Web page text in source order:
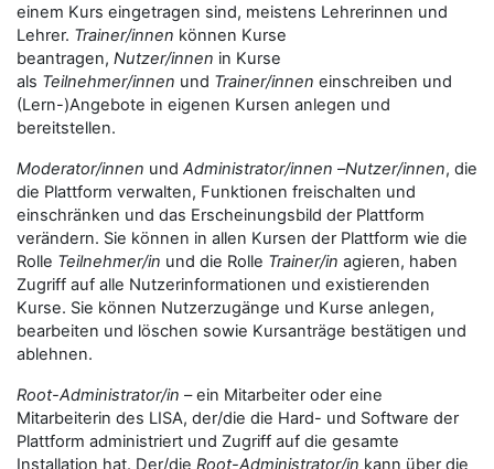
einem Kurs eingetragen sind, meistens Lehrerinnen und
Lehrer. Trainer/innen können Kurse
beantragen, Nutzer/innen in Kurse
als Teilnehmer/innen und Trainer/innen einschreiben und
(Lern-)Angebote in eigenen Kursen anlegen und
bereitstellen.
Moderator/innen und Administrator/innen –Nutzer/innen, die
die Plattform verwalten, Funktionen freischalten und
einschränken und das Erscheinungsbild der Plattform
verändern. Sie können in allen Kursen der Plattform wie die
Rolle Teilnehmer/in und die Rolle Trainer/in agieren, haben
Zugriff auf alle Nutzerinformationen und existierenden
Kurse. Sie können Nutzerzugänge und Kurse anlegen,
bearbeiten und löschen sowie Kursanträge bestätigen und
ablehnen.
Root-Administrator/in – ein Mitarbeiter oder eine
Mitarbeiterin des LISA, der/die die Hard- und Software der
Plattform administriert und Zugriff auf die gesamte
Installation hat. Der/die Root-Administrator/in kann über die